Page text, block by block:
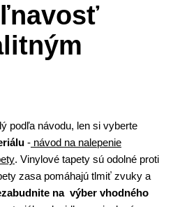
podľa návodu, len si vyberte
- návod na nalepenie
. Vinylové tapety sú odolné proti
zasa pomáhajú tlmiť zvuky a
na výber vhodného